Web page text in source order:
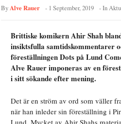
ByAlve Rauer - 1 September, 2019 - In
Brittiske komikern Ahir Shah
insiktsfulla samtidskommentarer
föreställningen Dots på Lund
Alve Rauer imponeras av en
i sitt sökande efter mening.
Det är en ström av ord som väller
när han inleder sin föreställning i